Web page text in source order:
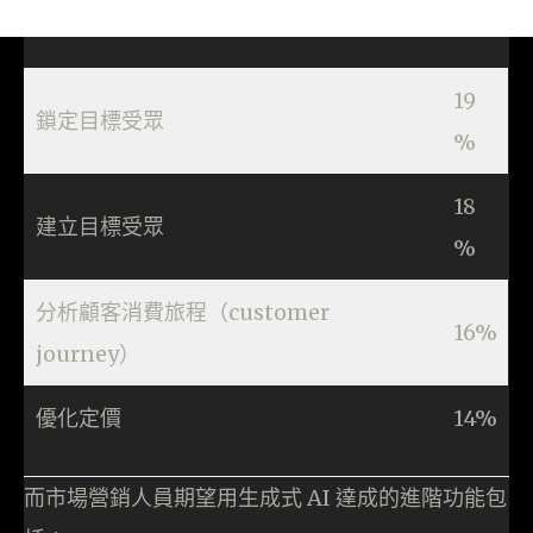
鎖定目標受眾
19
%
建立目標受眾
18
%
分析顧客消費旅程（customer
journey）
16%
優化定價 14%
而市場營銷人員期望用生成式 AI 達成的進階功能包